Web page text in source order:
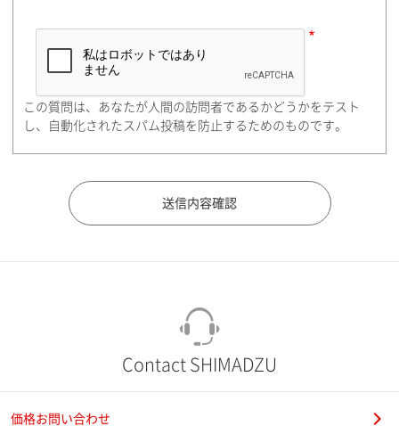
住所検索
都道府県（勤務先）
この質問は、あなたが人間の訪問者であるかどうかをテスト
し、自動化されたスパム投稿を防止するためのものです。
Contact SHIMADZU
価格お問い合わせ